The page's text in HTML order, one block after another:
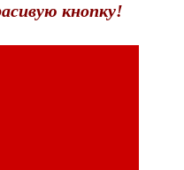
кнопку!